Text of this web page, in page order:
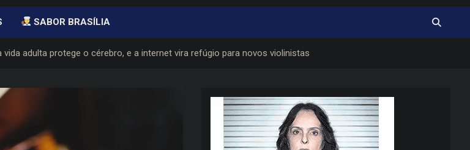
SABOR BRASÍLIA
adulta protege o cérebro, e a internet vira refúgio para novos violinistas